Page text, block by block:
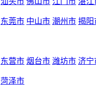
东莞市 中山市 潮州市 揭阳
东营市 烟台市 潍坊市 济宁
菏泽市